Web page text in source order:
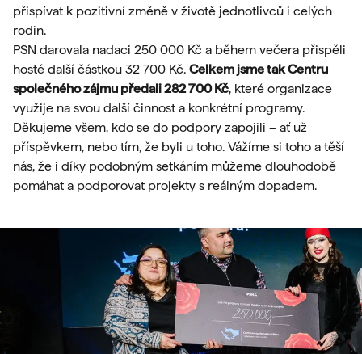
přispívat k pozitivní změně v životě jednotlivců i celých
rodin.
PSN darovala nadaci 250 000 Kč a během večera přispěli
hosté další částkou 32 700 Kč. Celkem jsme tak Centru
společného zájmu předali 282 700 Kč, které organizace
využije na svou další činnost a konkrétní programy.
Děkujeme všem, kdo se do podpory zapojili – ať už
příspěvkem, nebo tím, že byli u toho. Vážíme si toho a těší
nás, že i díky podobným setkáním můžeme dlouhodobě
pomáhat a podporovat projekty s reálným dopadem.